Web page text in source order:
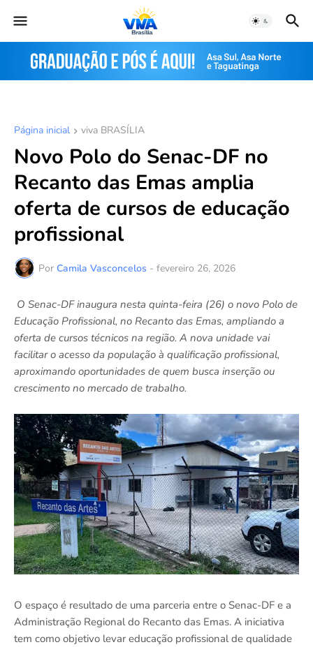
Página inicial viva BRASÍLIA
Novo Polo do Senac-DF no
Recanto das Emas amplia
oferta de cursos de educação
profissional
Por Camila Vasconcelos - fevereiro 26, 2026
O Senac-DF inaugura nesta quinta-feira (26) o novo Polo de
Educação Profissional, no Recanto das Emas, ampliando a
oferta de cursos técnicos na região. A nova unidade vai
facilitar o acesso da população à qualificação profissional,
aproximando oportunidades de quem busca inserção ou
crescimento no mercado de trabalho.
O espaço é resultado de uma parceria entre o Senac-DF e a
Administração Regional do Recanto das Emas. A iniciativa
tem como objetivo levar educação profissional de qualidade